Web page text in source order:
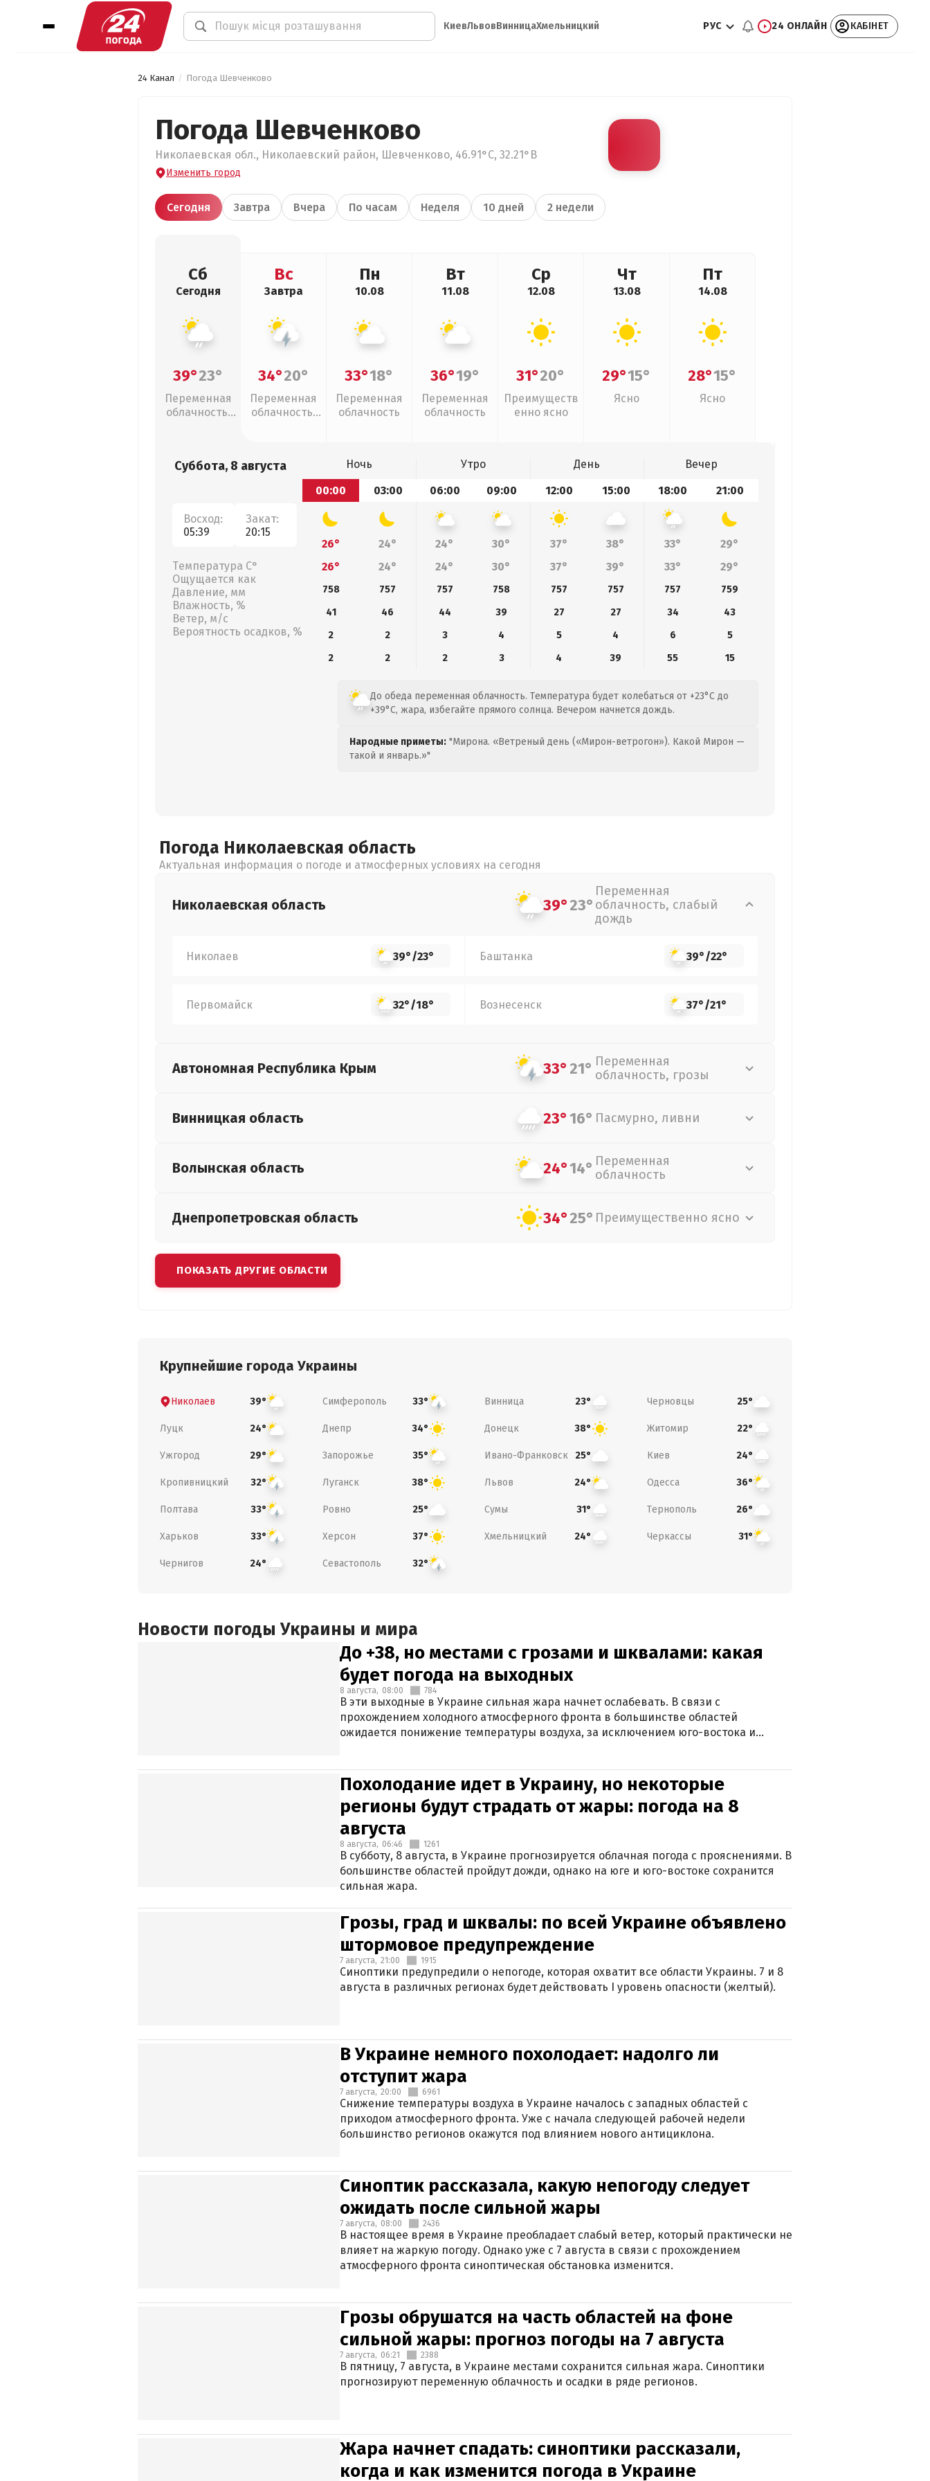
КиевЛьвовВинницаХмельницкий РУС 24 ОНЛАЙН КАБІНЕТ
24 Канал Погода Шевченково
Погода Шевченково
Николаевская обл., Николаевский район, Шевченково, 46.91°С, 32.21°В
Изменить город
Сегодня Завтра Вчера По часам Неделя 10 дней 2 недели
Сб
Сегодня
39°23°
Переменная
облачность,
Вс
Завтра
34°20°
Переменная
облачность,
Пн
10.08
33°18°
Переменная
облачность
Вт
11.08
36°19°
Переменная
облачность
Ср
12.08
31°20°
Преимуществ
енно ясно
Чт
13.08
29°15°
Ясно
Пт
14.08
28°15°
Ясно
Суббота, 8 августа
Восход:
05:39
Закат:
20:15
Температура С°
Ощущается как
Давление, мм
Влажность, %
Ветер, м/с
Вероятность осадков, %
Ночь Утро День
Вечер
00:00
03:00 06:00 09:00 12:00 15:00 18:00 21:00
26° 24° 24° 30° 37° 38° 33°
29°
26°
24° 24° 30° 37° 39° 33° 29°
758 757 757 758 757 757 757
759
41
46 44 39 27 27 34
43
2
2 3 4 5 4 6
5
2
2 2 3 4 39 55 15
До обеда переменная облачность. Температура будет колебаться от +23°C до
+39°C, жара, избегайте прямого солнца. Вечером начнется дождь.
Народные приметы: "Мирона. «Ветреный день («Мирон-ветрогон»). Какой Мирон —
такой и январь.»"
Погода Николаевская область
Актуальная информация о погоде и атмосферных условиях на сегодня
Николаевская область 39°23°
Переменная
облачность, слабый
дождь
Николаев 39°/23° Баштанка 39°/22°
Первомайск 32°/18° Вознесенск 37°/21°
Автономная Республика Крым 33°21° Переменная
облачность, грозы
Винницкая область 23°16° Пасмурно, ливни
Волынская область 24°14° Переменная
облачность
Днепропетровская область 34°25° Преимущественно ясно
ПОКАЗАТЬ ДРУГИЕ ОБЛАСТИ
Крупнейшие города Украины
Николаев 39° Симферополь 33° Винница 23° Черновцы 25°
Луцк 24° Днепр 34° Донецк 38° Житомир 22°
Ужгород 29° Запорожье 35° Ивано-Франковск 25° Киев 24°
Кропивницкий 32° Луганск 38° Львов 24° Одесса 36°
Полтава 33° Ровно 25° Сумы 31° Тернополь 26°
Харьков 33° Херсон 37° Хмельницкий 24° Черкассы 31°
Чернигов 24° Севастополь 32°
Новости погоды Украины и мира
До +38, но местами с грозами и шквалами: какая
будет погода на выходных
8 августа, 08:00 784
В эти выходные в Украине сильная жара начнет ослабевать. В связи с
прохождением холодного атмосферного фронта в большинстве областей
ожидается понижение температуры воздуха, за исключением юго-востока и
Похолодание идет в Украину, но некоторые
регионы будут страдать от жары: погода на 8
августа
8 августа, 06:46 1261
В субботу, 8 августа, в Украине прогнозируется облачная погода с прояснениями. В
большинстве областей пройдут дожди, однако на юге и юго-востоке сохранится
сильная жара.
Грозы, град и шквалы: по всей Украине объявлено
штормовое предупреждение
7 августа, 21:00 1915
Синоптики предупредили о непогоде, которая охватит все области Украины. 7 и 8
августа в различных регионах будет действовать I уровень опасности (желтый).
В Украине немного похолодает: надолго ли
отступит жара
7 августа, 20:00 6961
Снижение температуры воздуха в Украине началось с западных областей с
приходом атмосферного фронта. Уже с начала следующей рабочей недели
большинство регионов окажутся под влиянием нового антициклона.
Синоптик рассказала, какую непогоду следует
ожидать после сильной жары
7 августа, 08:00 2436
В настоящее время в Украине преобладает слабый ветер, который практически не
влияет на жаркую погоду. Однако уже с 7 августа в связи с прохождением
атмосферного фронта синоптическая обстановка изменится.
Грозы обрушатся на часть областей на фоне
сильной жары: прогноз погоды на 7 августа
7 августа, 06:21 2388
В пятницу, 7 августа, в Украине местами сохранится сильная жара. Синоптики
прогнозируют переменную облачность и осадки в ряде регионов.
Жара начнет спадать: синоптики рассказали,
когда и как изменится погода в Украине